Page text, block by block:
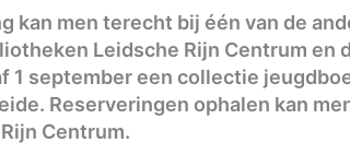
kan men terecht bij één van de
Leidsche Rijn Centrum en
1 september een collectie
Reserveringen ophalen kan
Centrum.